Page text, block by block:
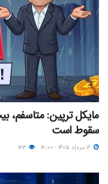
سقوط است